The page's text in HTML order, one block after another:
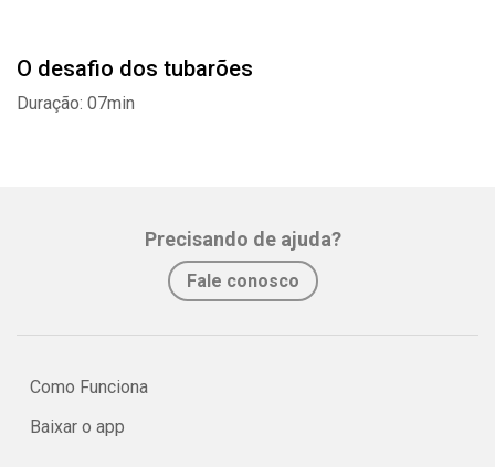
O desafio dos tubarões
Duração: 07min
Precisando de ajuda?
Fale conosco
Como Funciona
Baixar o app